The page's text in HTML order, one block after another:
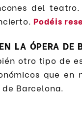
del
Podéis
LA ÓPERA DE
otro tipo de
que
Barcelona.